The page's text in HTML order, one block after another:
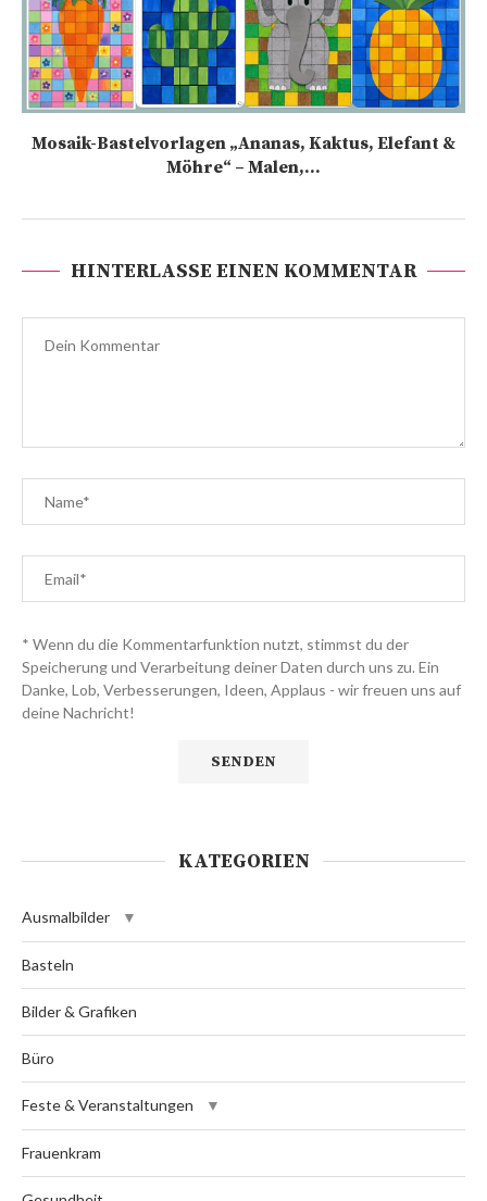
Mosaik-Bastelvorlagen „Ananas, Kaktus, Elefant &
Möhre“ – Malen,...
HINTERLASSE EINEN KOMMENTAR
* Wenn du die Kommentarfunktion nutzt, stimmst du der
Speicherung und Verarbeitung deiner Daten durch uns zu. Ein
Danke, Lob, Verbesserungen, Ideen, Applaus - wir freuen uns auf
deine Nachricht!
KATEGORIEN
Ausmalbilder
Basteln
Bilder & Grafiken
Büro
Feste & Veranstaltungen
Frauenkram